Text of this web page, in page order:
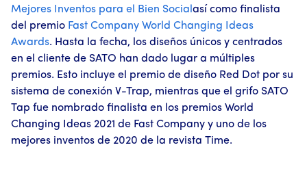
Mejores Inventos para el Bien Social así como finalista
del premio Fast Company World Changing Ideas
Awards. Hasta la fecha, los diseños únicos y centrados
en el cliente de SATO han dado lugar a múltiples
premios. Esto incluye el premio de diseño Red Dot por su
sistema de conexión V-Trap, mientras que el grifo SATO
Tap fue nombrado finalista en los premios World
Changing Ideas 2021 de Fast Company y uno de los
mejores inventos de 2020 de la revista Time.